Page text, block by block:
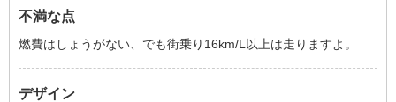
不満な点
燃費はしょうがない、でも街乗り16km/L以上は走りますよ。
デザイン